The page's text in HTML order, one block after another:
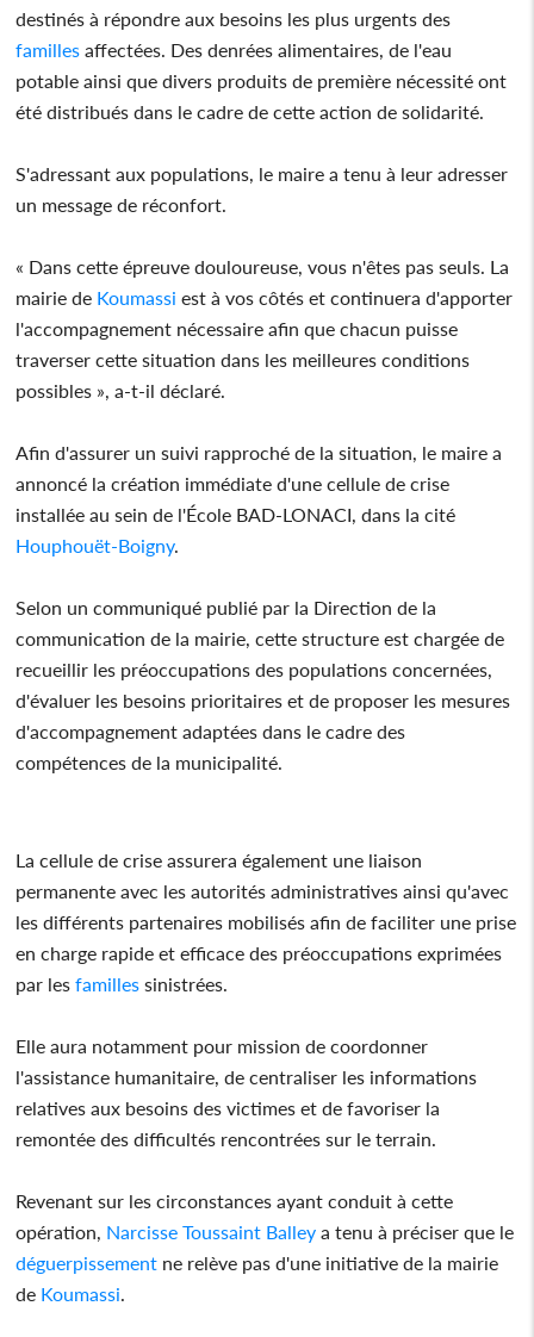
destinés à répondre aux besoins les plus urgents des
familles affectées. Des denrées alimentaires, de l'eau
potable ainsi que divers produits de première nécessité ont
été distribués dans le cadre de cette action de solidarité.
S'adressant aux populations, le maire a tenu à leur adresser
un message de réconfort.
« Dans cette épreuve douloureuse, vous n'êtes pas seuls. La
mairie de Koumassi est à vos côtés et continuera d'apporter
l'accompagnement nécessaire afin que chacun puisse
traverser cette situation dans les meilleures conditions
possibles », a-t-il déclaré.
Afin d'assurer un suivi rapproché de la situation, le maire a
annoncé la création immédiate d'une cellule de crise
installée au sein de l'École BAD-LONACI, dans la cité
Houphouët-Boigny.
Selon un communiqué publié par la Direction de la
communication de la mairie, cette structure est chargée de
recueillir les préoccupations des populations concernées,
d'évaluer les besoins prioritaires et de proposer les mesures
d'accompagnement adaptées dans le cadre des
compétences de la municipalité.
La cellule de crise assurera également une liaison
permanente avec les autorités administratives ainsi qu'avec
les différents partenaires mobilisés afin de faciliter une prise
en charge rapide et efficace des préoccupations exprimées
par les familles sinistrées.
Elle aura notamment pour mission de coordonner
l'assistance humanitaire, de centraliser les informations
relatives aux besoins des victimes et de favoriser la
remontée des difficultés rencontrées sur le terrain.
Revenant sur les circonstances ayant conduit à cette
opération, Narcisse Toussaint Balley a tenu à préciser que le
déguerpissement ne relève pas d'une initiative de la mairie
de Koumassi